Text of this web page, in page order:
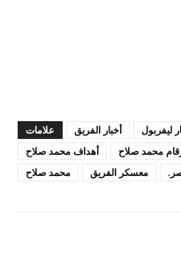
علامات أخبار الفريق ليفربول
أهداف محمد صلاح
محمد صلاح
محمد صلاح
معسكر الفريق